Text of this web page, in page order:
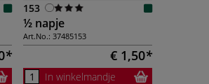
153
½ napje
Art.No.: 37485153
€ 1,50
In winkelmandje